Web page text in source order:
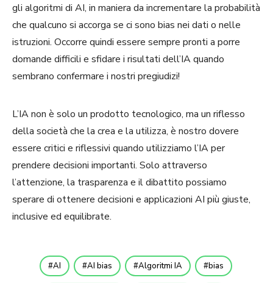
gli algoritmi di AI, in maniera da incrementare la probabilità
che qualcuno si accorga se ci sono bias nei dati o nelle
istruzioni. Occorre quindi essere sempre pronti a porre
domande difficili e sfidare i risultati dell’IA quando
sembrano confermare i nostri pregiudizi!
L’IA non è solo un prodotto tecnologico, ma un riflesso
della società che la crea e la utilizza, è nostro dovere
essere critici e riflessivi quando utilizziamo l’IA per
prendere decisioni importanti. Solo attraverso
l’attenzione, la trasparenza e il dibattito possiamo
sperare di ottenere decisioni e applicazioni AI più giuste,
inclusive ed equilibrate.
AI AI bias Algoritmi IA bias